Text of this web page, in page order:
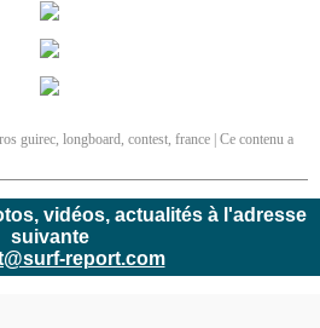
guirec, longboard, contest, france | Ce contenu a
vidéos, actualités à l'adresse
suivante
report.com